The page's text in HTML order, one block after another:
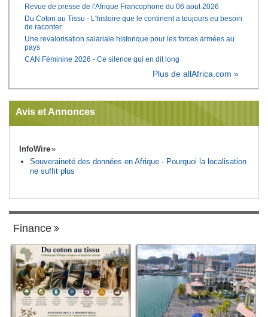
Revue de presse de l'Afrique Francophone du 06 aout 2026
Du Coton au Tissu - L'histoire que le continent a toujours eu besoin
de raconter
Une revalorisation salariale historique pour les forces armées au
pays
CAN Féminine 2026 - Ce silence qui en dit long
Plus de allAfrica.com »
Avis et Annonces
InfoWire
Souveraineté des données en Afrique - Pourquoi la localisation
ne suffit plus
Finance